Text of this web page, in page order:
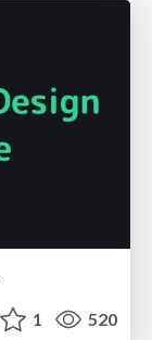
1 520